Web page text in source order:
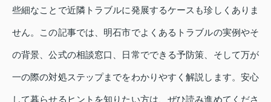
些細なことで近隣トラブルに発展するケースも珍しくありま
せん。この記事では、明石市でよくあるトラブルの実例やそ
の背景、公式の相談窓口、日常でできる予防策、そして万が
一の際の対処ステップまでをわかりやすく解説します。安心
して暮らせるヒントを知りたい方は、ぜひ読み進めてくださ